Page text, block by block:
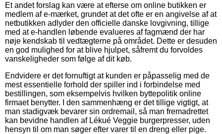
Et andet forslag kan være at efterse om online butikken er
medlem af e-mærket, grundet at det ofte er en angivelse af at
netbutikken adlyder den officielle danske lovgivning, tillige
med at e-handlen løbende evalueres af fagmænd der har
nøje kendskab til vedtægterne på området. Dette er desuden
en god mulighed for at blive hjulpet, såfremt du forvoldes
vanskeligheder som følge af dit køb.
Endvidere er det fornuftigt at kunden er påpasselig med de
mest essentielle forhold der spiller ind i forbindelse med
bestillingen, som eksempelvis hvilken byttepolitik online
firmaet benytter. I den sammenhæng er det tillige vigtigt, at
man stadigvæk bevarer sin ordremail, så man fremadrettet
kan bevidne handlen af Lékué Veggie burgerpresser, uden
hensyn til om man søger efter varer til en dreng eller pige.